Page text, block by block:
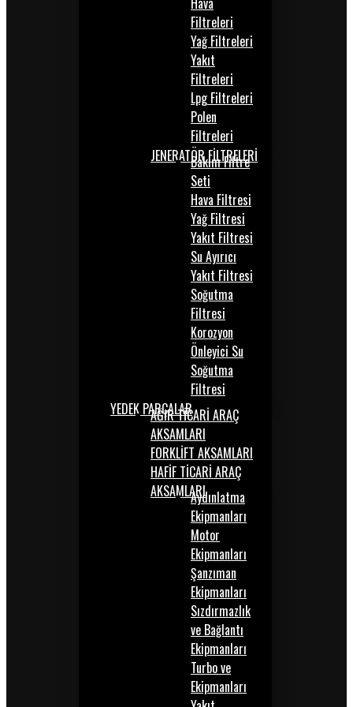
Filtreleri
Yağ Filtreleri
Yakıt
Filtreleri
Lpg Filtreleri
Polen
Filtreleri
JENERATÖR FİLTRELERİ
Bakım Filtre
Seti
Hava Filtresi
Yağ Filtresi
Yakıt Filtresi
Su Ayırıcı
Yakıt Filtresi
Soğutma
Filtresi
Korozyon
Önleyici Su
Soğutma
Filtresi
YEDEK PARÇALARAĞIR TİCARİ ARAÇ
AKSAMLARI
FORKLİFT AKSAMLARI
HAFİF TİCARİ ARAÇ
AKSAMLARIAydınlatma
Ekipmanları
Motor
Ekipmanları
Şanzıman
Ekipmanları
Sızdırmazlık
ve Bağlantı
Ekipmanları
Turbo ve
Ekipmanları